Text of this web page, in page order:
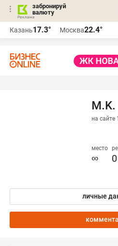
забронируй
валюту
Казань17.3° Москва22.4°
M.K.
на сайте
место
∞ 0
личные